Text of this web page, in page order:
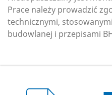
Prace należy prowadzić
technicznymi,
budowlanej i przepisami